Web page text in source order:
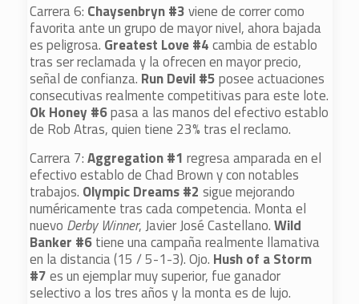
Carrera 6: Chaysenbryn #3viene de correr como
favorita ante un grupo de mayor nivel, ahora bajada
es peligrosa. Greatest Love #4cambia de establo
tras ser reclamada y la ofrecen en mayor precio,
señal de confianza. Run Devil #5posee actuaciones
consecutivas realmente competitivas para este lote.
Ok Honey #6pasa a las manos del efectivo establo
de Rob Atras, quien tiene 23% tras el reclamo.
Carrera 7:Aggregation #1 regresa amparada en el
efectivo establo de Chad Brown y con notables
trabajos. OlympicDreams #2 sigue mejorando
numéricamente tras cada competencia. Monta el
nuevo Derby Winner, Javier José Castellano.Wild
Banker #6tiene una campaña realmente llamativa
en la distancia (15 / 5-1-3). Ojo. Hush of a Storm
#7es un ejemplar muy superior, fue ganador
selectivo a los tres años y la monta es de lujo.